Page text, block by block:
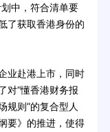
中，符合清单要
了获取香港身份的
赴港上市，同时
对“懂香港财务报
规则”的复合型人
要》的推进，使得